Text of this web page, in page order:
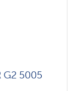
G2 5005